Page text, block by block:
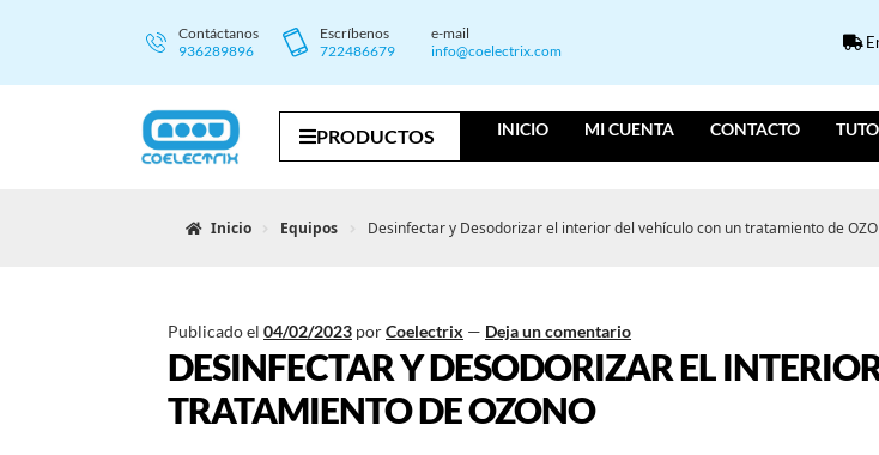
Contáctanos
936289896
Escríbenos
722486679
e-mail
info@coelectrix.com
PRODUCTOS INICIO MI CUENTA CONTACTO
Inicio Equipos Desinfectar y Desodorizar el interior del vehículo con un tratamiento de
Publicado el04/02/2023 porCoelectrix — Deja un comentario
DESINFECTAR Y DESODORIZAR EL
TRATAMIENTO DE OZONO